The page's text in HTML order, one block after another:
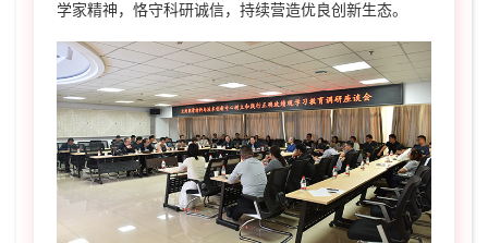
学家精神，恪守科研诚信，持续营造优良创新生态。